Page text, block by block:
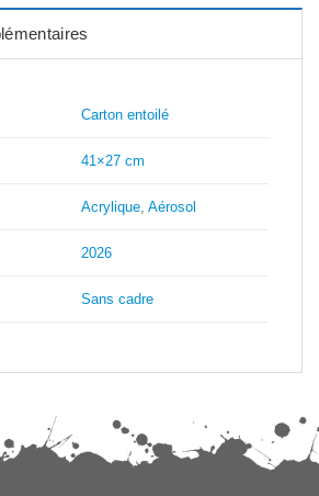
Carton entoilé
41×27 cm
Acrylique ,Aérosol
2026
Sans cadre